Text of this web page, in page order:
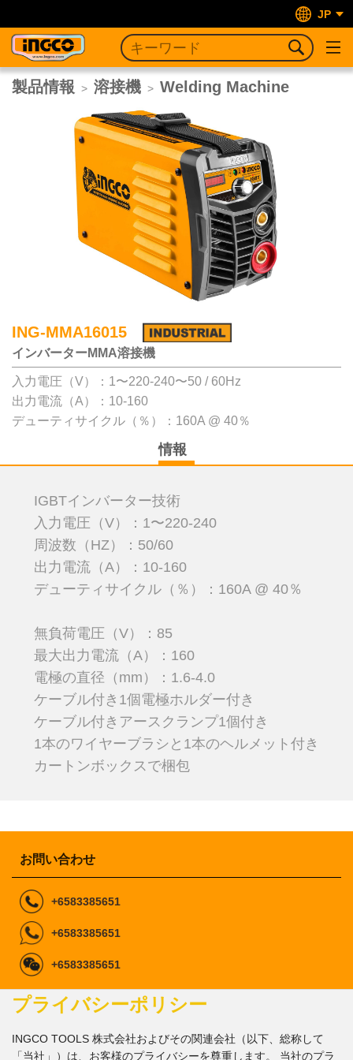
JP
製品情報 > 溶接機 > Welding Machine
ING-MMA16015
インバーターMMA溶接機
入力電圧（V）：1〜220-240〜50 / 60Hz
出力電流（A）：10-160
デューティサイクル（％）：160A @ 40％
情報
IGBTインバーター技術
入力電圧（V）：1〜220-240
周波数（HZ）：50/60
出力電流（A）：10-160
デューティサイクル（％）：160A @ 40％
無負荷電圧（V）：85
最大出力電流（A）：160
電極の直径（mm）：1.6-4.0
ケーブル付き1個電極ホルダー付き
ケーブル付きアースクランプ1個付き
1本のワイヤーブラシと1本のヘルメット付き
カートンボックスで梱包
お問い合わせ
+6583385651
+6583385651
+6583385651
ingcomarketing@gmail.com
marketing1@ingco.com
私たちに従ってくださ
プライバシーポリシー
INGCO TOOLS 株式会社およびその関連会社（以下、総称して
「当社」）は、お客様のプライバシーを尊重します。 当社のプラ